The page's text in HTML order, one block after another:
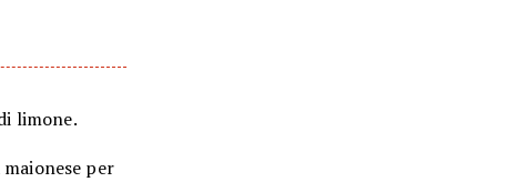
limone.
per